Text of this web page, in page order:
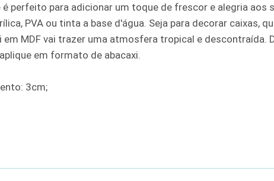
perfeito para adicionar um toque de frescor e alegria aos
PVA ou tinta a base d'água. Seja para decorar caixas,
MDF vai trazer uma atmosfera tropical e descontraída.
em formato de abacaxi.
3cm;